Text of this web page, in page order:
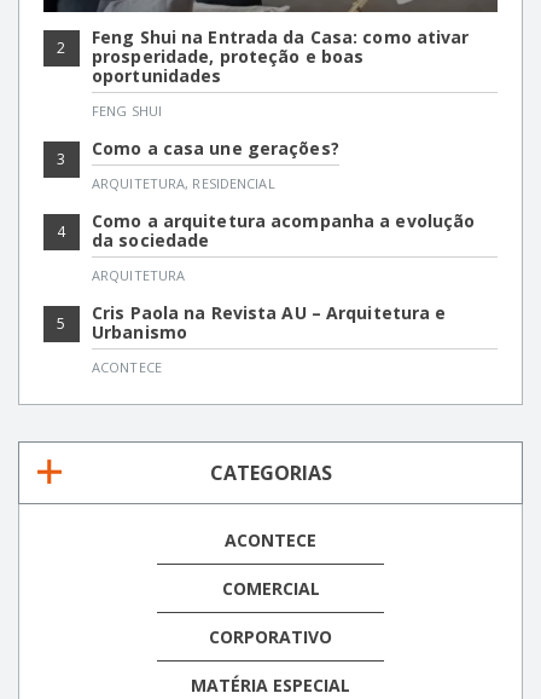
2
Feng Shui na Entrada da Casa: como ativar
prosperidade, proteção e boas
oportunidades
FENG SHUI
3 Como a casa une gerações?
ARQUITETURA, RESIDENCIAL
4
Como a arquitetura acompanha a evolução
da sociedade
ARQUITETURA
5
Cris Paola na Revista AU – Arquitetura e
Urbanismo
ACONTECE
CATEGORIAS
ACONTECE
COMERCIAL
CORPORATIVO
MATÉRIA ESPECIAL